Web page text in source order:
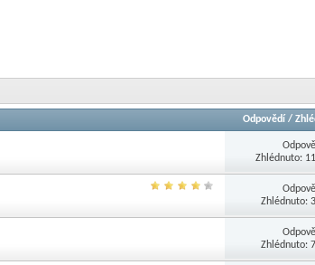
Odpovědí/
Zhlédnuto:
Zhlédnuto:
Zhlédnuto: